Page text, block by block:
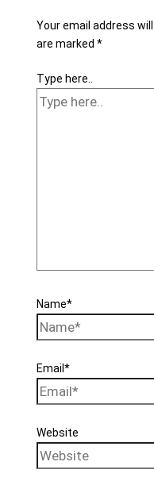
Your email address
are marked *
Type here..
Name*
Email*
Website